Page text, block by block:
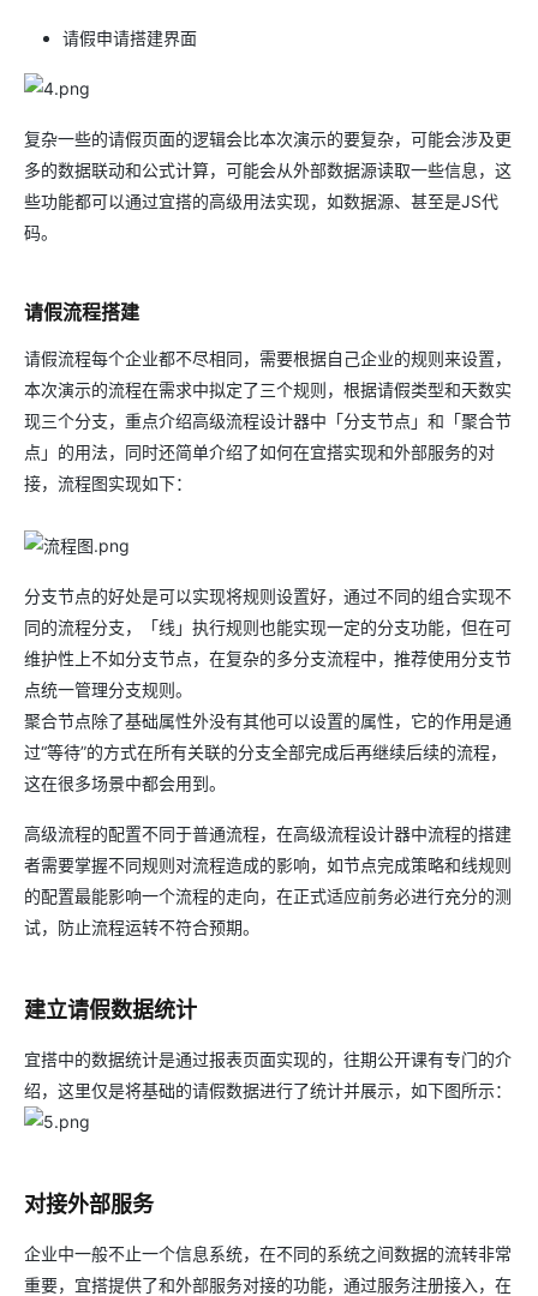
请假申请搭建界面
复杂一些的请假页面的逻辑会比本次演示的要复杂，可能会涉及更
多的数据联动和公式计算，可能会从外部数据源读取一些信息，这
些功能都可以通过宜搭的高级用法实现，如数据源、甚至是JS代
码。
请假流程搭建
请假流程每个企业都不尽相同，需要根据自己企业的规则来设置，
本次演示的流程在需求中拟定了三个规则，根据请假类型和天数实
现三个分支，重点介绍高级流程设计器中「分支节点」和「聚合节
点」的用法，同时还简单介绍了如何在宜搭实现和外部服务的对
接，流程图实现如下：
分支节点的好处是可以实现将规则设置好，通过不同的组合实现不
同的流程分支，「线」执行规则也能实现一定的分支功能，但在可
维护性上不如分支节点，在复杂的多分支流程中，推荐使用分支节
点统一管理分支规则。
聚合节点除了基础属性外没有其他可以设置的属性，它的作用是通
过“等待”的方式在所有关联的分支全部完成后再继续后续的流程，
这在很多场景中都会用到。
高级流程的配置不同于普通流程，在高级流程设计器中流程的搭建
者需要掌握不同规则对流程造成的影响，如节点完成策略和线规则
的配置最能影响一个流程的走向，在正式适应前务必进行充分的测
试，防止流程运转不符合预期。
建立请假数据统计
宜搭中的数据统计是通过报表页面实现的，往期公开课有专门的介
绍，这里仅是将基础的请假数据进行了统计并展示，如下图所示：
对接外部服务
企业中一般不止一个信息系统，在不同的系统之间数据的流转非常
重要，宜搭提供了和外部服务对接的功能，通过服务注册接入，在